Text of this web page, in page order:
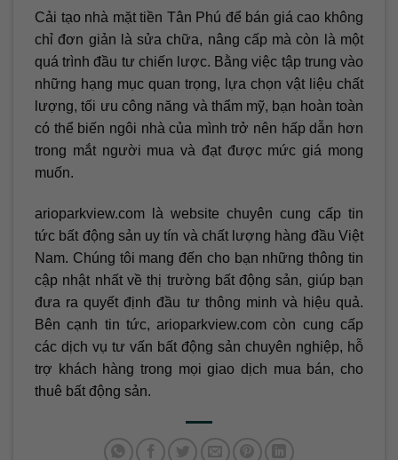
Cải tạo nhà mặt tiền Tân Phú để bán giá cao không
chỉ đơn giản là sửa chữa, nâng cấp mà còn là một
quá trình đầu tư chiến lược. Bằng việc tập trung vào
những hạng mục quan trọng, lựa chọn vật liệu chất
lượng, tối ưu công năng và thẩm mỹ, bạn hoàn toàn
có thể biến ngôi nhà của mình trở nên hấp dẫn hơn
trong mắt người mua và đạt được mức giá mong
muốn.
arioparkview.com là website chuyên cung cấp tin
tức bất động sản uy tín và chất lượng hàng đầu Việt
Nam. Chúng tôi mang đến cho bạn những thông tin
cập nhật nhất về thị trường bất động sản, giúp bạn
đưa ra quyết định đầu tư thông minh và hiệu quả.
Bên cạnh tin tức, arioparkview.com còn cung cấp
các dịch vụ tư vấn bất động sản chuyên nghiệp, hỗ
trợ khách hàng trong mọi giao dịch mua bán, cho
thuê bất động sản.